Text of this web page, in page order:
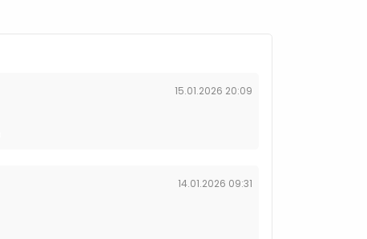
15.01.2026 20:09
14.01.2026 09:31